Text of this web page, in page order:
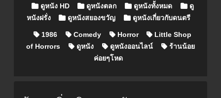
Posted in
ดูหนัง HD ดูหนังตลก ดูหนังทั้งหมด
ดู
หนังฝรั่ง
ดูหนังสยองขวัญ ดูหนังเกี่ยวกับดนตรี
1986 Comedy Horror
Little Shop
of Horrors
ดูหนัง ดูหนังออนไลน์
ร้านน้อย
ค่อยๆโหด